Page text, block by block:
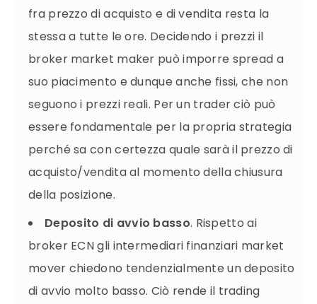
fra prezzo di acquisto e di vendita resta la
stessa a tutte le ore. Decidendo i prezzi il
broker market maker può imporre spread a
suo piacimento e dunque anche fissi, che non
seguono i prezzi reali. Per un trader ciò può
essere fondamentale per la propria strategia
perché sa con certezza quale sarà il prezzo di
acquisto/vendita al momento della chiusura
della posizione.
Deposito di avvio basso. Rispetto ai
broker ECN gli intermediari finanziari market
mover chiedono tendenzialmente un deposito
di avvio molto basso. Ciò rende il trading